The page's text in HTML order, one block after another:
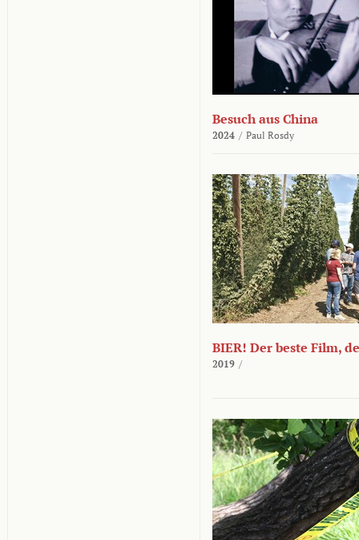
Besuch aus China
2024 / Paul Rosdy
BIER! Der beste Film,
2019 /